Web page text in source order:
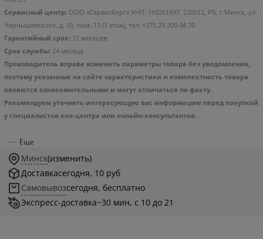
Сервисный центр: ООО «Сервисберг» УНП: 193261697, 220012, РБ, г.Минск, ул.
Чернышевского, д. 10, пом. 13 (1 этаж), тел: +375 29 200 04 70
Гарантийный срок: 12 месяцев
Срок службы: 24 месяца
Производитель вправе изменить параметры товара без уведомления,
поэтому указанные на сайте характеристики и комплектность товара
являются ознакомительными и могут отличаться по факту.
Рекомендуем уточнять интересующую вас информацию перед покупкой
у специалистов кол-центра или онлайн-консультантов.
Ёще
Минск(изменить)
Доставкасегодня, 10 руб
Самовывозсегодня, бесплатно
Экспресс-доставка~30 мин, с 10 до 21